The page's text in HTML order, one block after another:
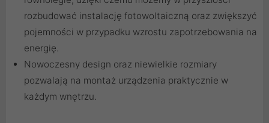
rozbudować instalację fotowoltaiczną oraz zwiększyć
pojemności w przypadku wzrostu zapotrzebowania na
energię.
Nowoczesny design oraz niewielkie rozmiary
pozwalają na montaż urządzenia praktycznie w
każdym wnętrzu.